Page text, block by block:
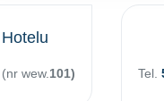
wew. 101) Tel.